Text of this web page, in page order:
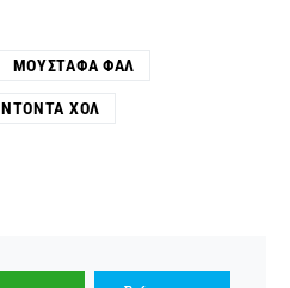
ΜΟΥΣΤΑΦΆ ΦΑΛ
ΝΤΌΝΤΑ ΧΟΛ